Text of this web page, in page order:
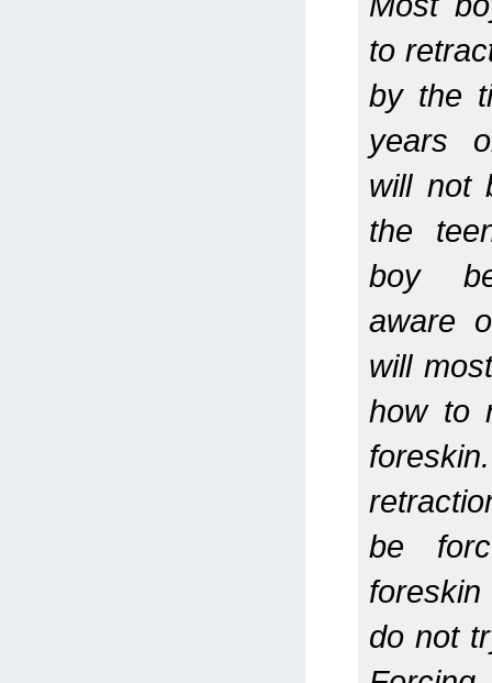
to
by the
years
will not
the
boy
aware
will
how to
be
foreskin
do not